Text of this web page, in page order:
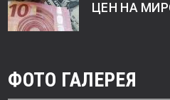
ЦЕН НА
ФОТО ГАЛЕРЕЯ